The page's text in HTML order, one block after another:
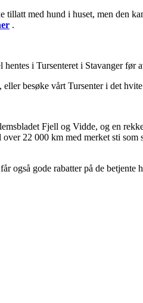
med hund i huset, men den
.
i Tursenteret i Stavanger
besøke vårt Tursenter i det
Fjell og Vidde, og en
22 000 km med merket sti
også gode rabatter på de betjente